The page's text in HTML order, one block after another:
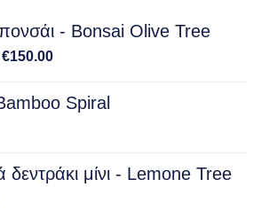
- Bonsai Olive Tree
€150.00Price
€15.00
through
Spiral
δεντράκι μίνι - Lemone Tree